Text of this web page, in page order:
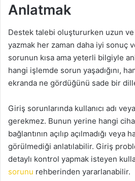
Anlatmak
Destek talebi oluştururken uzun ve
yazmak her zaman daha iyi sonuç
sorunun kısa ama yeterli bilgiyle
hangi işlemde sorun yaşadığını,
ekranda ne gördüğünü sade bir dille
Giriş sorunlarında kullanıcı adı
gerekmez. Bunun yerine hangi
bağlantının açılıp açılmadığı veya
görülmediği anlatılabilir. Giriş
detaylı kontrol yapmak isteyen
sorunu rehberinden yararlanabilir.